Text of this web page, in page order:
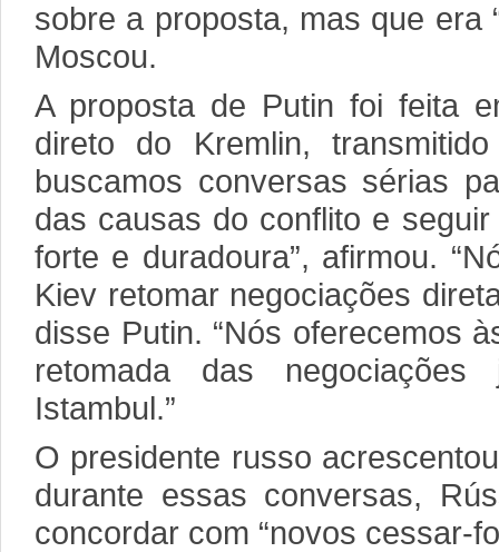
sobre a proposta, mas que era
Moscou.
A proposta de Putin foi feita
direto do Kremlin,
buscamos conversas sérias
das causas do conflito e
forte e duradoura”, afirmou.
Kiev retomar negociações
disse Putin. “Nós oferecemos
retomada das
Istambul.”
O presidente russo
durante essas conversas,
concordar com “novos cessar-